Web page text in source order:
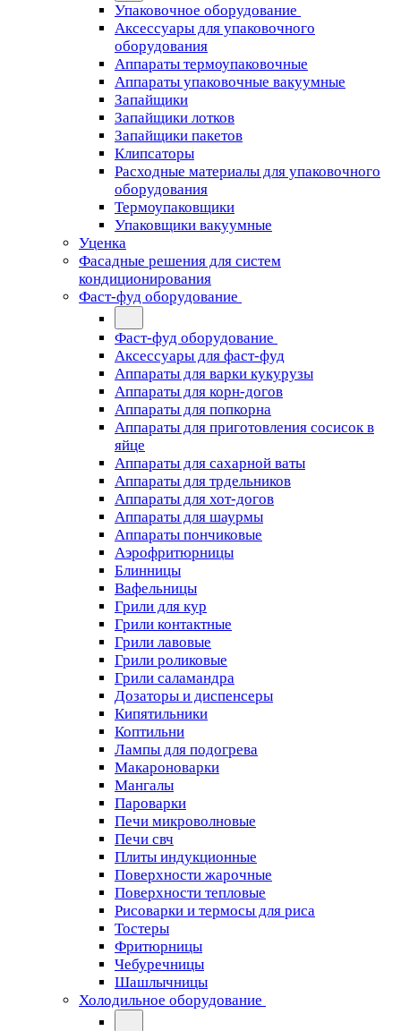
Упаковочное оборудование
Аксессуары для упаковочного
оборудования
Аппараты термоупаковочные
Аппараты упаковочные вакуумные
Запайщики
Запайщики лотков
Запайщики пакетов
Клипсаторы
Расходные материалы для упаковочного
оборудования
Термоупаковщики
Упаковщики вакуумные
Уценка
Фасадные решения для систем
кондиционирования
Фаст-фуд оборудование
Фаст-фуд оборудование
Аксессуары для фаст-фуд
Аппараты для варки кукурузы
Аппараты для корн-догов
Аппараты для попкорна
Аппараты для приготовления сосисок в
яйце
Аппараты для сахарной ваты
Аппараты для трдельников
Аппараты для хот-догов
Аппараты для шаурмы
Аппараты пончиковые
Аэрофритюрницы
Блинницы
Вафельницы
Грили для кур
Грили контактные
Грили лавовые
Грили роликовые
Грили саламандра
Дозаторы и диспенсеры
Кипятильники
Коптильни
Лампы для подогрева
Макароноварки
Мангалы
Пароварки
Печи микроволновые
Печи свч
Плиты индукционные
Поверхности жарочные
Поверхности тепловые
Рисоварки и термосы для риса
Тостеры
Фритюрницы
Чебуречницы
Шашлычницы
Холодильное оборудование